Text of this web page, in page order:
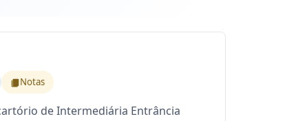
Notas
de Intermediária Entrância